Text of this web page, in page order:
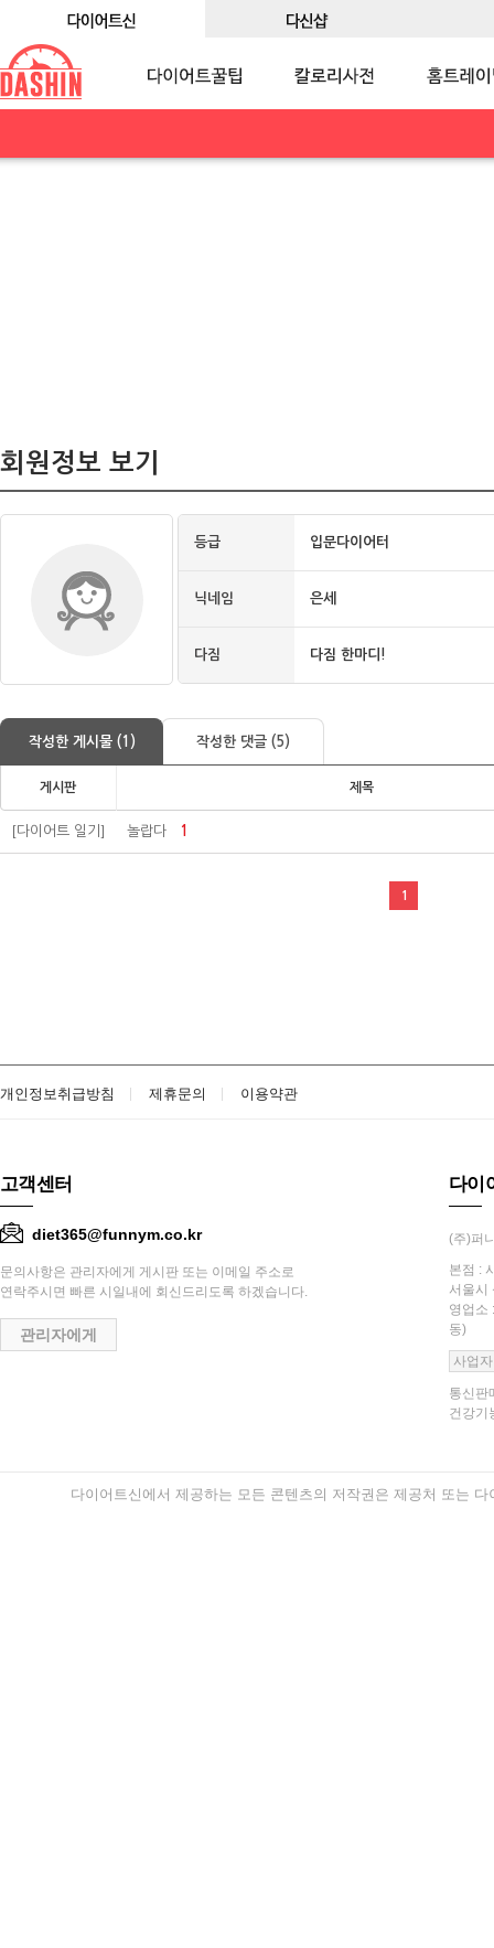
회원정보 보기
등급 입문다이어터
닉네임 은세
다짐 다짐 한마디!
작성한 게시물 (1) 작성한 댓글 (5)
게시판 제목
[다이어트 일기] 놀랍다 1
1
개인정보취급방침 제휴문의 이용약관
고객센터
diet365@funnym.co.kr
문의사항은 관리자에게 게시판 또는 이메일 주소로
연락주시면 빠른 시일내에 회신드리도록 하겠습니다.
관리자에게
다이
(주)퍼
본점 :
서울시
영업소
동)
사업
통신판
건강기
다이어트신에서 제공하는 모든 콘텐츠의 저작권은 제공처 또는